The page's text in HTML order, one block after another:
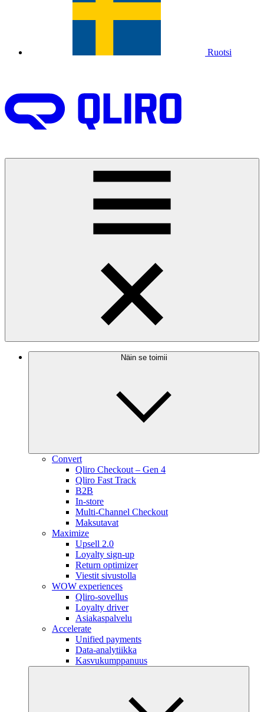
Ruotsi
Näin se toimii
Convert
Qliro Checkout – Gen 4
Qliro Fast Track
B2B
In-store
Multi-Channel Checkout
Maksutavat
Maximize
Upsell 2.0
Loyalty sign-up
Return optimizer
Viestit sivustolla
WOW experiences
Qliro-sovellus
Loyalty driver
Asiakaspalvelu
Accelerate
Unified payments
Data-analytiikka
Kasvukumppanuus